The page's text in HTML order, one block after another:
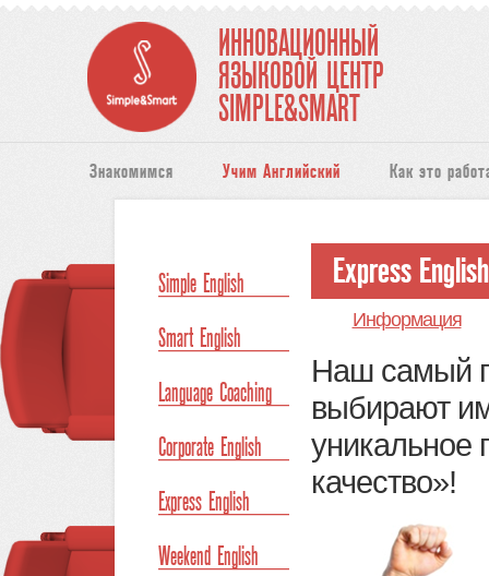
ИННОВАЦИОННЫЙ
ЯЗЫКОВОЙ ЦЕНТР
SIMPLE&SMART
Знакомимся Учим Английский Как это
Simple English
Smart English
Language Coaching
Corporate English
Express English
Weekend English
Express
Информация
Наш самый
выбирают
уникальное
качество»!